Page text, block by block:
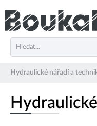
Hydraulické nářadí a